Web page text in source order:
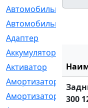
Автомобильное
Автомобильный
Адаптер
Аккумулятор
Активатор
Амортизатор
Амортизаторы
300